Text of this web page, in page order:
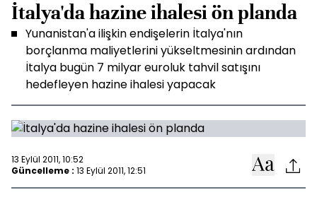
İtalya'da hazine ihalesi ön planda
Yunanistan'a ilişkin endişelerin İtalya'nın
borçlanma maliyetlerini yükseltmesinin ardından
İtalya bugün 7 milyar euroluk tahvil satışını
hedefleyen hazine ihalesi yapacak
13 Eylül 2011, 10:52
Güncelleme : 13 Eylül 2011, 12:51